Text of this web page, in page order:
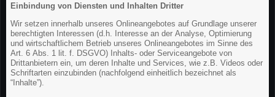
Einbindung von Diensten und Inhalten Dritter
Wir setzen innerhalb unseres Onlineangebotes auf Grundlage unserer
berechtigten Interessen (d.h. Interesse an der Analyse, Optimierung
und wirtschaftlichem Betrieb unseres Onlineangebotes im Sinne des
Art. 6 Abs. 1 lit. f. DSGVO) Inhalts- oder Serviceangebote von
Drittanbietern ein, um deren Inhalte und Services, wie z.B. Videos oder
Schriftarten einzubinden (nachfolgend einheitlich bezeichnet als
“Inhalte”).